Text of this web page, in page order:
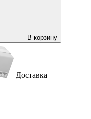
В корзину
Доставка